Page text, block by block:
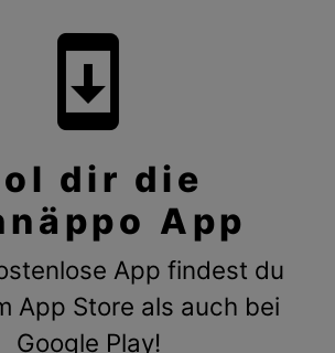
system_update
dir die
App
App findest du
App Store als auch bei
Google Play!